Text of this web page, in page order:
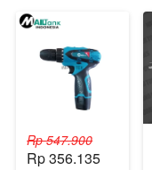
Rp 547.900
Rp 356.135